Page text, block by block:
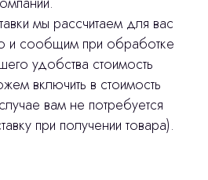
мы рассчитаем для вас
и сообщим при обработке
удобства стоимость
включить в стоимость
вам не потребуется
при получении товара).